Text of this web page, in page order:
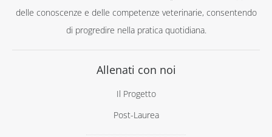
delle conoscenze e delle competenze veterinarie, consentendo
di progredire nella pratica quotidiana.
Allenati con noi
Il Progetto
Post-Laurea